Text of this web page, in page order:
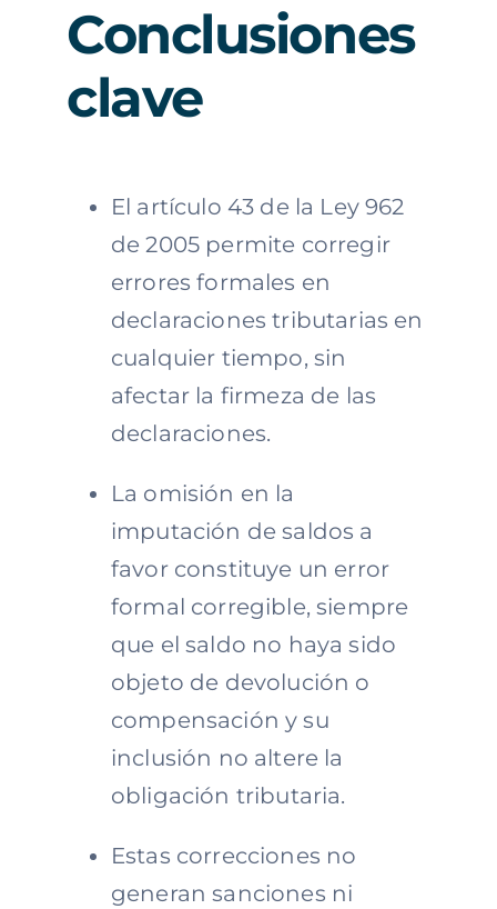
Conclusiones
clave
El artículo 43 de la Ley 962
de 2005 permite corregir
errores formales en
declaraciones tributarias en
cualquier tiempo, sin
afectar la firmeza de las
declaraciones.
La omisión en la
imputación de saldos a
favor constituye un error
formal corregible, siempre
que el saldo no haya sido
objeto de devolución o
compensación y su
inclusión no altere la
obligación tributaria.
Estas correcciones no
generan sanciones ni